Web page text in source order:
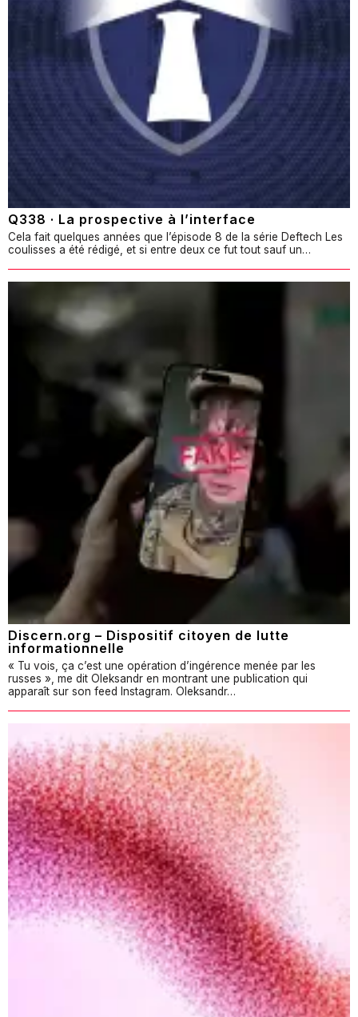
Q338 · La prospective à l’interface
Cela fait quelques années que l’épisode 8 de la série Deftech Les
coulisses a été rédigé, et si entre deux ce fut tout sauf un…
Discern.org – Dispositif citoyen de lutte
informationnelle
« Tu vois, ça c’est une opération d’ingérence menée par les
russes », me dit Oleksandr en montrant une publication qui
apparaît sur son feed Instagram. Oleksandr…